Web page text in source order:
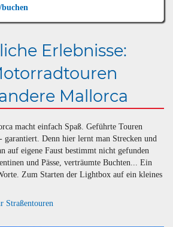
Erlebnisse:
Mallorca
macht einfach Spaß. Geführte Touren
garantiert. Denn hier lernt man Strecken und
auf eigene Faust bestimmt nicht gefunden
und Pässe, verträumte Buchten... Ein
Zum Starten der Lightbox auf ein kleines
Straßentouren